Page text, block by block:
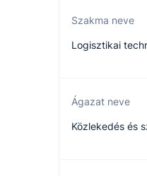
Szakma neve
Logisztikai
Ágazat neve
Közlekedés és